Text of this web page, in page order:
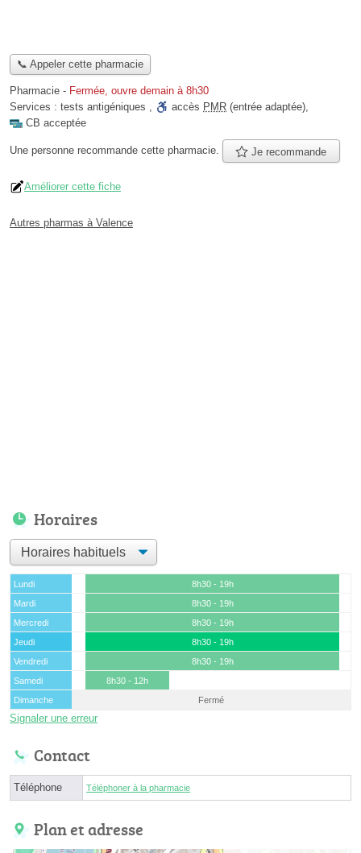
📞 Appeler cette pharmacie
Pharmacie - Fermée, ouvre demain à 8h30
Services : tests antigéniques , accès PMR (entrée adaptée),
CB acceptée
Une personne recommande cette pharmacie. Je recommande
Améliorer cette fiche
Autres pharmas à Valence
Horaires
Lundi
8h30 - 19h
Mardi
8h30 - 19h
Mercredi
8h30 - 19h
Jeudi
8h30 - 19h
Vendredi
8h30 - 19h
Samedi
8h30 - 12h
Dimanche
Fermé
Signaler une erreur
Contact
Téléphone Téléphoner à la pharmacie
Plan et adresse